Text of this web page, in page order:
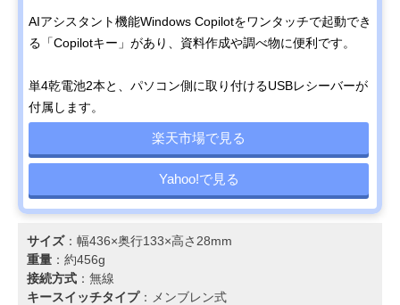
AIアシスタント機能Windows Copilotをワンタッチで起動でき
る「Copilotキー」があり、資料作成や調べ物に便利です。
単4乾電池2本と、パソコン側に取り付けるUSBレシーバーが
付属します。
楽天市場で見る
Yahoo!で見る
サイズ：幅436×奥行133×高さ28mm
重量 ：約456g
接続方式 ：無線
キースイッチタイプ：メンブレン式